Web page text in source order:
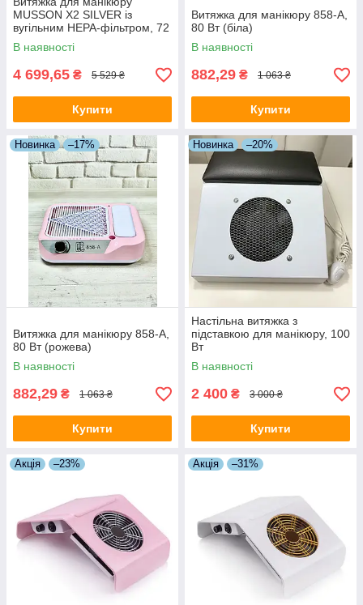
MUSSON X2 SILVER із
вугільним НЕРА-фільтром, 72
Вт
В наявності
4 699,65 ₴ 5 529 ₴
Купити
Витяжка для манікюру 858-А,
80 Вт (біла)
В наявності
882,29 ₴ 1 063 ₴
Купити
Новинка –17%
Витяжка для манікюру 858-А,
80 Вт (рожева)
В наявності
882,29 ₴ 1 063 ₴
Купити
Новинка –20%
Настільна витяжка з
підставкою для манікюру, 100
Вт
В наявності
2 400 ₴ 3 000 ₴
Купити
Акція –23% Акція –31%